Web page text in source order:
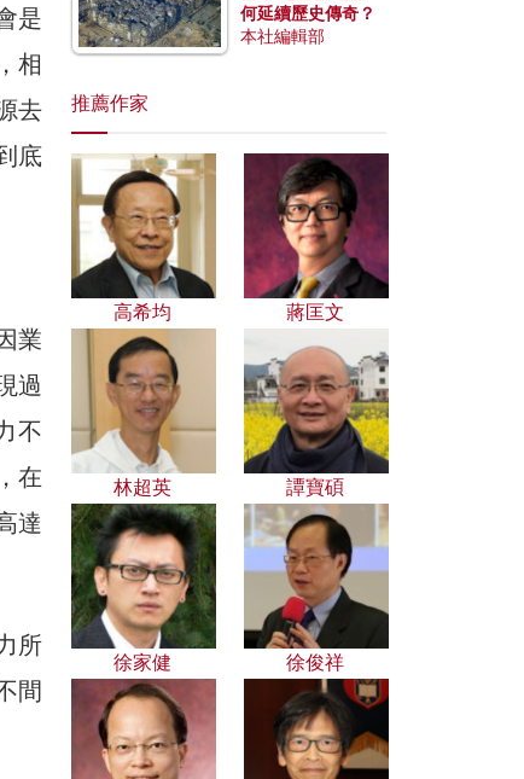
是
相
去
底
業
過
不
在
達
所
間
何延續歷史傳奇？
本社編輯部
推薦作家
高希均 蔣匡文
林超英 譚寶碩
徐家健 徐俊祥